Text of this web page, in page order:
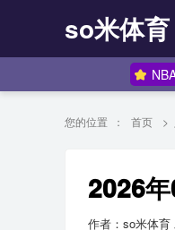
so米体育
您的位置 ： 首页 >
2026
作者：so米体育